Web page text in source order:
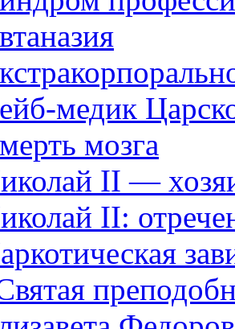
медик
мозга
II —
II: